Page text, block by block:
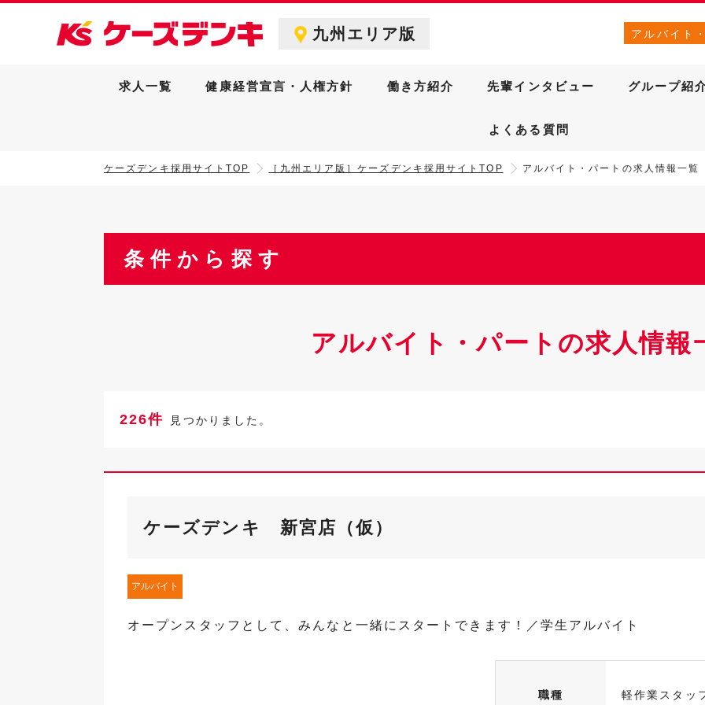
九州エリア版 アルバイト
求人一覧 健康経営宣言・人権方針 働き方紹介 先輩インタビュー グループ紹
よくある質問
ケーズデンキ採用サイトTOP ［九州エリア版］ケーズデンキ採用サイトTOP アルバイト・パートの求人情報一覧
条件から探す
アルバイト・パートの求人情報
226件 見つかりました。
ケーズデンキ 新宮店（仮）
アルバイト
オープンスタッフとして、みんなと一緒にスタートできます！／学生アルバイト
職種 軽作業スタッ